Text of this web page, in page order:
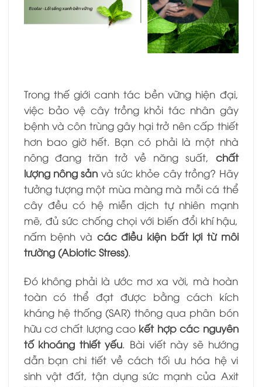
Trong thế giới canh tác bền vững hiện đại,
việc bảo vệ cây trồng khỏi tác nhân gây
bệnh và côn trùng gây hại trở nên cấp thiết
hơn bao giờ hết. Bạn có phải là một nhà
nông đang trăn trở về năng suất, chất
lượng nông sản và sức khỏe cây trồng? Hãy
tưởng tượng một mùa màng mà mỗi cá thể
cây đều có hệ miễn dịch tự nhiên mạnh
mẽ, đủ sức chống chọi với biến đổi khí hậu,
nấm bệnh và các điều kiện bất lợi từ môi
trường (Abiotic Stress).
Đó không phải là ước mơ xa vời, mà hoàn
toàn có thể đạt được bằng cách kích
kháng hệ thống (SAR) thông qua phân bón
hữu cơ chất lượng cao kết hợp các nguyên
tố khoáng thiết yếu. Bài viết này sẽ hướng
dẫn bạn chi tiết về cách tối ưu hóa hệ vi
sinh vật đất, tận dụng sức mạnh của Axit